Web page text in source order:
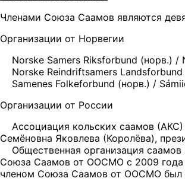
Членами Союза Саамов являются
Организации от Норвегии
Norske Samers Riksforbund (норв.) /
Norske Reindriftsamers Landsforbund
Samenes Folkeforbund (норв.) /
Организации от России
Ассоциация кольских саамов (АКС)
Семёновна Яковлева (Королёва),
Общественная организация
Союза Саамов от ООСМО с 2009 года
членом Союза Саамов от ООСМО был